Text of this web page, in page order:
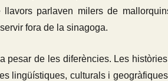
parlaven milers de
fora de la sinagoga.
pesar de les diferències. Les
lingüístiques, culturals i